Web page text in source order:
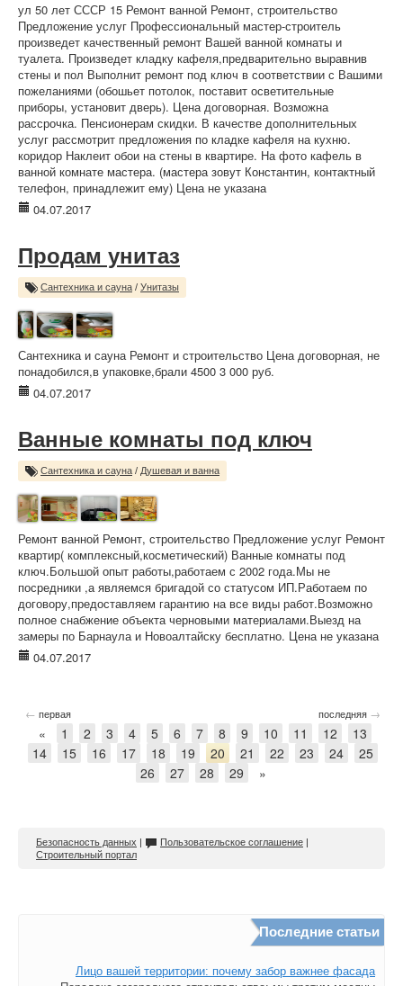
ул 50 лет СССР 15 Ремонт ванной Ремонт, строительство
Предложение услуг Профессиональный мастер-строитель
произведет качественный ремонт Вашей ванной комнаты и
туалета. Произведет кладку кафеля,предварительно выравнив
стены и пол Выполнит ремонт под ключ в соответствии с Вашими
пожеланиями (обошьет потолок, поставит осветительные
приборы, установит дверь). Цена договорная. Возможна
рассрочка. Пенсионерам скидки. В качестве дополнительных
услуг рассмотрит предложения по кладке кафеля на кухню.
коридор Наклеит обои на стены в квартире. На фото кафель в
ванной комнате мастера. (мастера зовут Константин, контактный
телефон, принадлежит ему) Цена не указана
04.07.2017
Продам унитаз
Сантехника и сауна / Унитазы
Сантехника и сауна Ремонт и строительство Цена договорная, не
понадобился,в упаковке,брали 4500 3 000 руб.
04.07.2017
Ванные комнаты под ключ
Сантехника и сауна / Душевая и ванна
Ремонт ванной Ремонт, строительство Предложение услуг Ремонт
квартир( комплексный,косметический) Ванные комнаты под
ключ.Большой опыт работы,работаем с 2002 года.Мы не
посредники ,а являемся бригадой со статусом ИП.Работаем по
договору,предоставляем гарантию на все виды работ.Возможно
полное снабжение объекта черновыми материалами.Выезд на
замеры по Барнаула и Новоалтайску бесплатно. Цена не указана
04.07.2017
← первая последняя →
« 1 2 3 4 5 6 7 8 9 10 11 12
13
14
15 16 17 18 19 20 21 22 23 24
25
26
27 28 29 »
Безопасность данных | Пользовательское соглашение |
Строительный портал
Последние статьи
Лицо вашей территории: почему забор важнее фасада